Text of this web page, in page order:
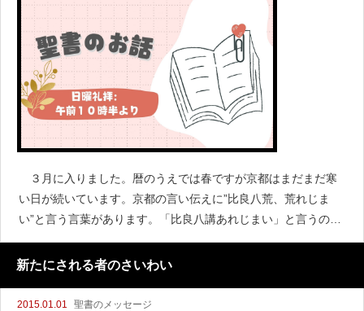
３月に入りました。暦のうえでは春ですが京都はまだまだ寒
い日が続いています。京都の言い伝えに”比良八荒、荒れじま
い”と言う言葉があります。「比良八講あれじまい」と言うのが
正確です。琵琶湖の西岸、比良山中の八所神社で、法華八巻の
講義問答をする法会が３月２６日に行なわれます。これが八講
新たにされる者のさいわい
2015.01.01 聖書のメッセージ